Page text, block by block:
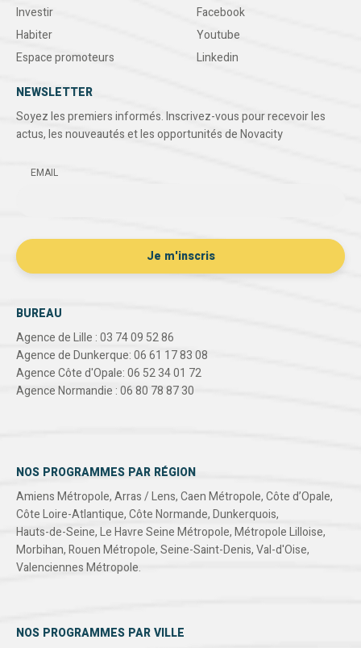
Investir
Habiter
Espace promoteurs
Facebook
Youtube
Linkedin
NEWSLETTER
Soyez les premiers informés. Inscrivez-vous pour recevoir les
actus, les nouveautés et les opportunités de Novacity
EMAIL
BUREAU
Agence de Lille : 03 74 09 52 86
Agence de Dunkerque: 06 61 17 83 08
Agence Côte d'Opale: 06 52 34 01 72
Agence Normandie : 06 80 78 87 30
NOS PROGRAMMES PAR RÉGION
Amiens Métropole,Arras / Lens,Caen Métropole,Côte d’Opale,
Côte Loire-Atlantique,Côte Normande,Dunkerquois,
Hauts-de-Seine,Le Havre Seine Métropole,Métropole Lilloise,
Morbihan,Rouen Métropole,Seine-Saint-Denis,Val-d'Oise,
Valenciennes Métropole.
NOS PROGRAMMES PAR VILLE